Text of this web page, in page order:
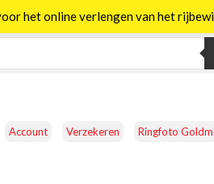
Account Verzekeren Ringfoto
het online verlengen van het